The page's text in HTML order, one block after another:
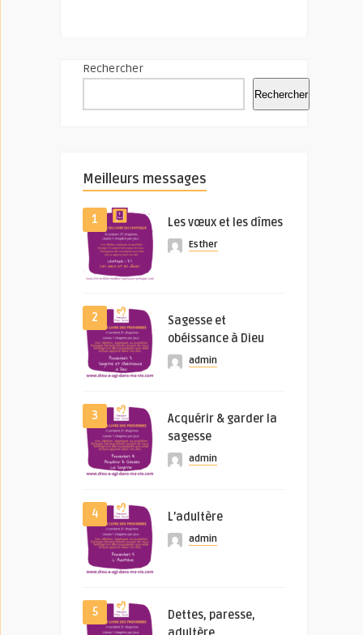
Rechercher
Rechercher
Meilleurs messages
1 Les vœux et les dîmes
Esther
2
Sagesse et
obéissance à Dieu
admin
3
Acquérir & garder la
sagesse
admin
4 L’adultère
admin
5
Dettes, paresse,